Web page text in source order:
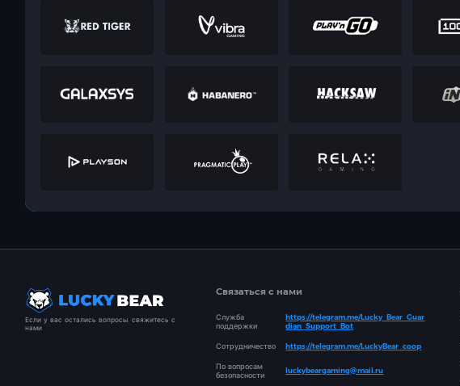
Если у вас остались вопросы, свяжитесь с
нами
Связаться с нами
Служба
поддержки
https://telegram.me/Lucky_Bear_Guar
dian_Support_Bot
Сотрудничество https://telegram.me/LuckyBear_coop
По вопросам
безопасности
luckybeargaming@mail.ru